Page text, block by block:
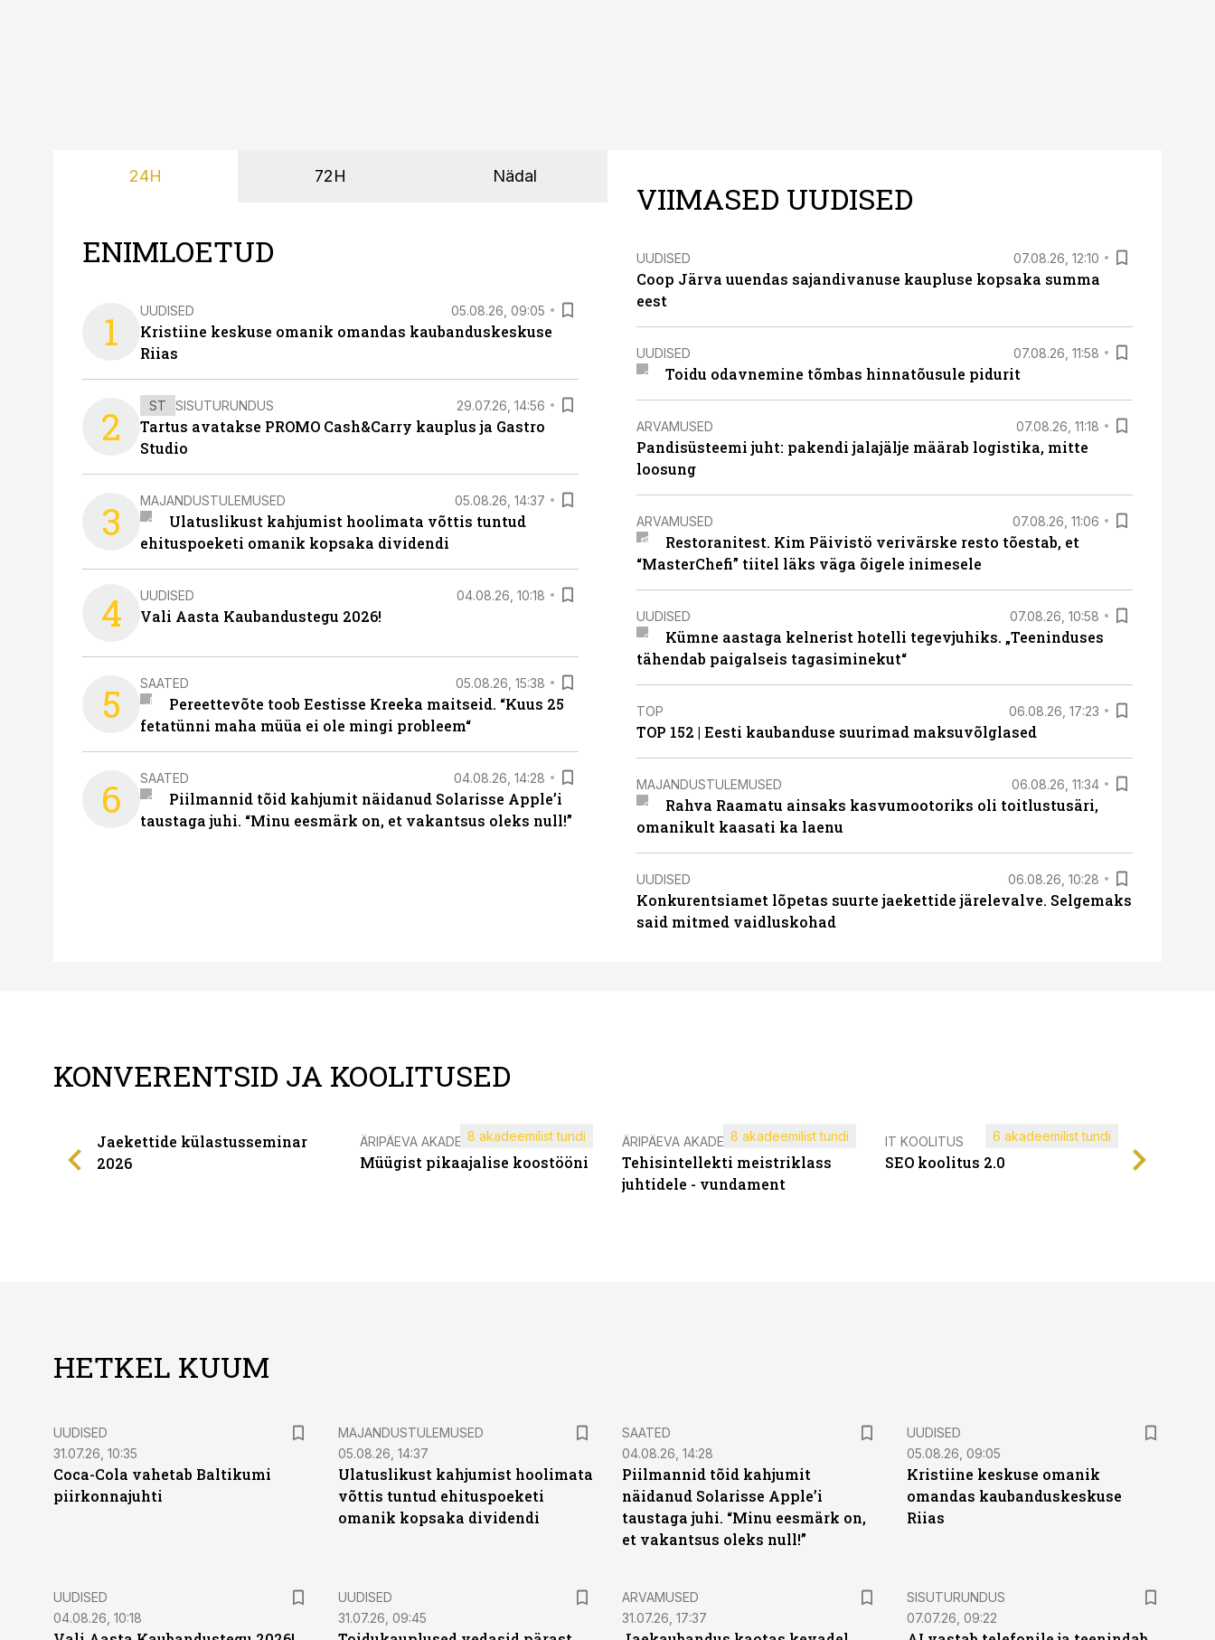
24H 72H Nädal
ENIMLOETUD
1 UUDISED 05.08.26, 09:05
Kristiine keskuse omanik omandas kaubanduskeskuse
Riias
2 ST SISUTURUNDUS 29.07.26, 14:56
Tartus avatakse PROMO Cash&Carry kauplus ja Gastro
Studio
3 MAJANDUSTULEMUSED 05.08.26, 14:37
Ulatuslikust kahjumist hoolimata võttis tuntud
ehituspoeketi omanik kopsaka dividendi
4 UUDISED 04.08.26, 10:18
Vali Aasta Kaubandustegu 2026!
5 SAATED 05.08.26, 15:38
Pereettevõte toob Eestisse Kreeka maitseid. “Kuus 25
fetatünni maha müüa ei ole mingi probleem“
6 SAATED 04.08.26, 14:28
Piilmannid tõid kahjumit näidanud Solarisse Apple’i
taustaga juhi. “Minu eesmärk on, et vakantsus oleks null!”
VIIMASED UUDISED
UUDISED 07.08.26, 12:10
Coop Järva uuendas sajandivanuse kaupluse kopsaka summa
eest
UUDISED 07.08.26, 11:58
Toidu odavnemine tõmbas hinnatõusule pidurit
ARVAMUSED 07.08.26, 11:18
Pandisüsteemi juht: pakendi jalajälje määrab logistika, mitte
loosung
ARVAMUSED 07.08.26, 11:06
Restoranitest. Kim Päivistö verivärske resto tõestab, et
“MasterChefi” tiitel läks väga õigele inimesele
UUDISED 07.08.26, 10:58
Kümne aastaga kelnerist hotelli tegevjuhiks. „Teeninduses
tähendab paigalseis tagasiminekut“
TOP 06.08.26, 17:23
TOP 152 | Eesti kaubanduse suurimad maksuvõlglased
MAJANDUSTULEMUSED 06.08.26, 11:34
Rahva Raamatu ainsaks kasvumootoriks oli toitlustusäri,
omanikult kaasati ka laenu
UUDISED 06.08.26, 10:28
Konkurentsiamet lõpetas suurte jaekettide järelevalve. Selgemaks
said mitmed vaidluskohad
KONVERENTSID JA KOOLITUSED
Jaekettide külastusseminar
2026
ÄRIPÄEVA AKADEEMIA
Müügist pikaajalise koostööni
8 akadeemilist tundi ÄRIPÄEVA AKADEEMIA
Tehisintellekti meistriklass
juhtidele - vundament
8 akadeemilist tundi IT KOOLITUS
SEO koolitus 2.0
6 akadeemilist tundi
HETKEL KUUM
UUDISED
31.07.26, 10:35
Coca-Cola vahetab Baltikumi
piirkonnajuhti
MAJANDUSTULEMUSED
05.08.26, 14:37
Ulatuslikust kahjumist hoolimata
võttis tuntud ehituspoeketi
omanik kopsaka dividendi
SAATED
04.08.26, 14:28
Piilmannid tõid kahjumit
näidanud Solarisse Apple’i
taustaga juhi. “Minu eesmärk on,
et vakantsus oleks null!”
UUDISED
05.08.26, 09:05
Kristiine keskuse omanik
omandas kaubanduskeskuse
Riias
UUDISED
04.08.26, 10:18
UUDISED
31.07.26, 09:45
ARVAMUSED
31.07.26, 17:37
ST
SISUTURUNDUS
07.07.26, 09:22